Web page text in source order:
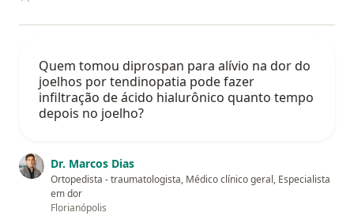
Quem tomou diprospan para alívio na dor do
joelhos por tendinopatia pode fazer
infiltração de ácido hialurônico quanto tempo
depois no joelho?
Dr. Marcos Dias
Ortopedista - traumatologista, Médico clínico geral, Especialista
em dor
Florianópolis